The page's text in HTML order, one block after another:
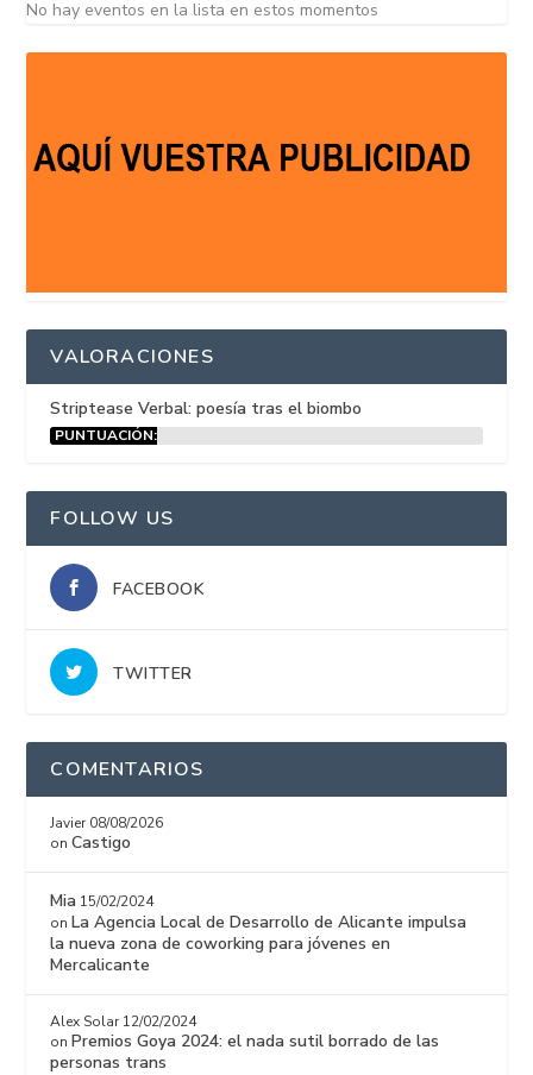
No hay eventos en la lista en estos momentos
VALORACIONES
Striptease Verbal: poesía tras el biombo
PUNTUACIÓN:
FOLLOW US
FACEBOOK
TWITTER
COMENTARIOS
Javier 08/08/2026
onCastigo
Mia 15/02/2024
on La Agencia Local de Desarrollo de Alicante impulsa
la nueva zona de coworking para jóvenes en
Mercalicante
Alex Solar 12/02/2024
on Premios Goya 2024: el nada sutil borrado de las
personas trans